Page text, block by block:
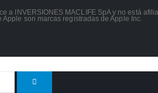
a INVERSIONES MACLIFE SpA y no está
Apple son marcas registradas de Apple Inc.